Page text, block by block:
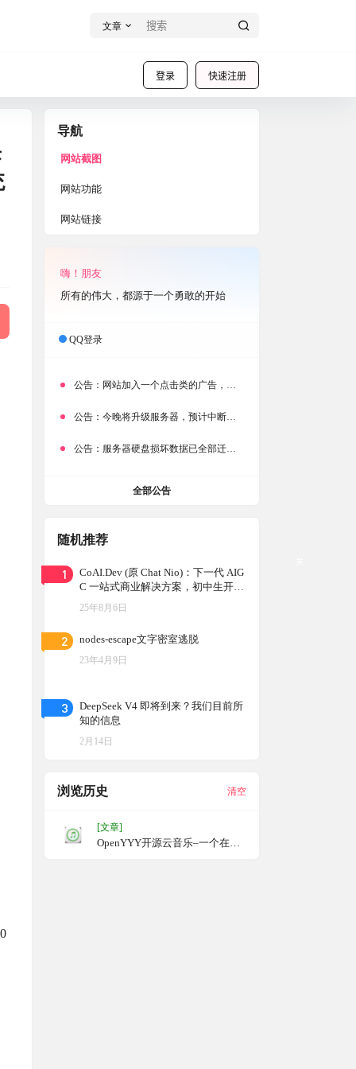
文章
登录 快速注册
导航
网站截图
网站功能
网站链接
嗨！朋友
所有的伟大，都源于一个勇敢的开始
QQ登录
公告： 网站加入一个点击类的广告，大家点击下载按钮需要注意
公告： 今晚将升级服务器，预计中断时常为1分钟
公告： 服务器硬盘损坏数据已全部迁移备份，网站恢复完成！
全部公告
随机推荐
1
CoAI.Dev (原 Chat Nio)：下一代 AIG
C 一站式商业解决方案，初中生开发
被收购从 0 至百万的第一桶金
25年8月6日
2 nodes-escape文字密室逃脱
23年4月9日
3
DeepSeek V4 即将到来？我们目前所
知的信息
2月14日
浏览历史 清空
[文章]
OpenYYY开源云音乐–一个在线